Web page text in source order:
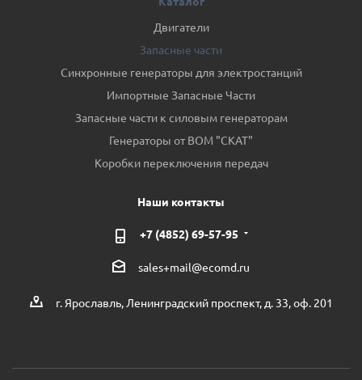
Двигатели
Запасные части
Синхронные генераторы для электростанций
Импортные Запасные Части
Запасные части к силовым генераторам
Генераторы от ВОМ "СКАТ"
Коробки переключения передач
Наши контакты
+7 (4852) 69-57-95
sales+mail@ecomd.ru
г. Ярославль, Ленинградский проспект, д. 33, оф. 201